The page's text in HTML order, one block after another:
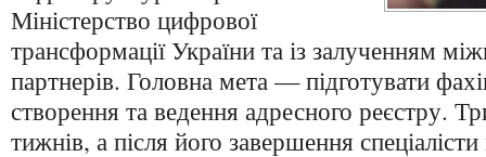
Міністерство цифрової
трансформації України та із залученням
партнерів. Головна мета — підготувати
створення та ведення адресного реєстру.
тижнів, а після його завершення